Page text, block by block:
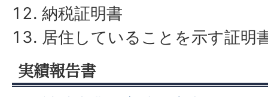
納税証明書
居住していることを示す証明
実績報告書